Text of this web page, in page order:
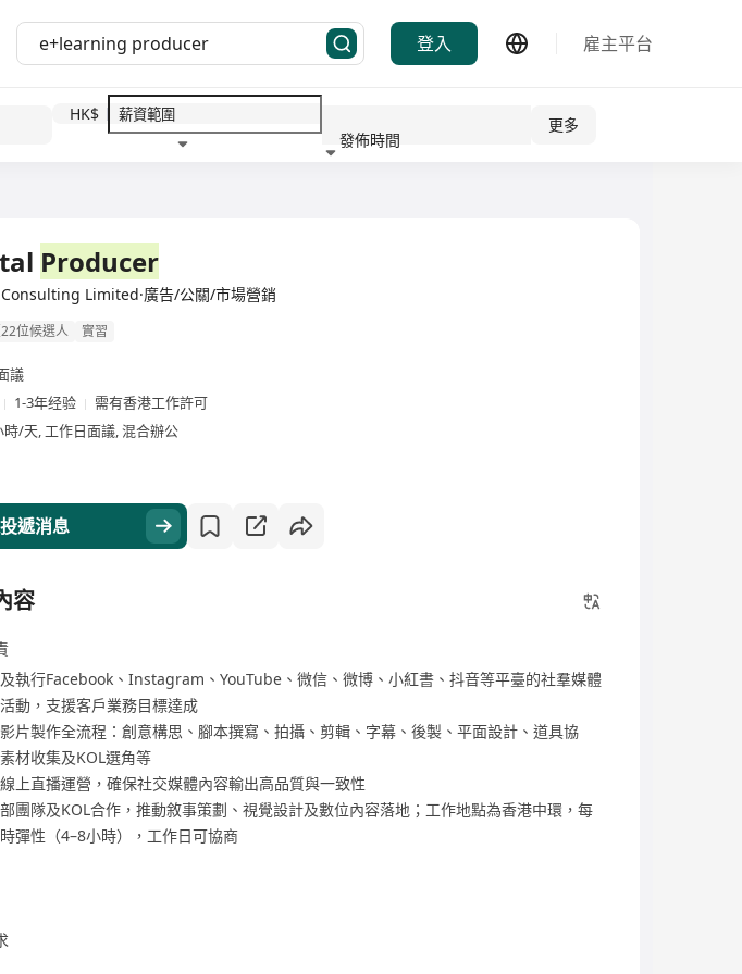
登入 雇主平台
HK$
發佈時間
更多
Producer
Limited·廣告/公關/市場營銷
位候選人 實習
議
1-3年经验
需有香港工作許可
時/天, 工作日面議, 混合辦公
遞消息
容
執行Facebook、Instagram、YouTube、微信、微博、小紅書、抖音等平臺的社羣媒體
動，支援客戶業務目標達成
片製作全流程：創意構思、腳本撰寫、拍攝、剪輯、字幕、後製、平面設計、道具協
材收集及KOL選角等
上直播運營，確保社交媒體內容輸出高品質與一致性
團隊及KOL合作，推動敘事策劃、視覺設計及數位內容落地；工作地點為香港中環，每
彈性（4–8小時），工作日可協商